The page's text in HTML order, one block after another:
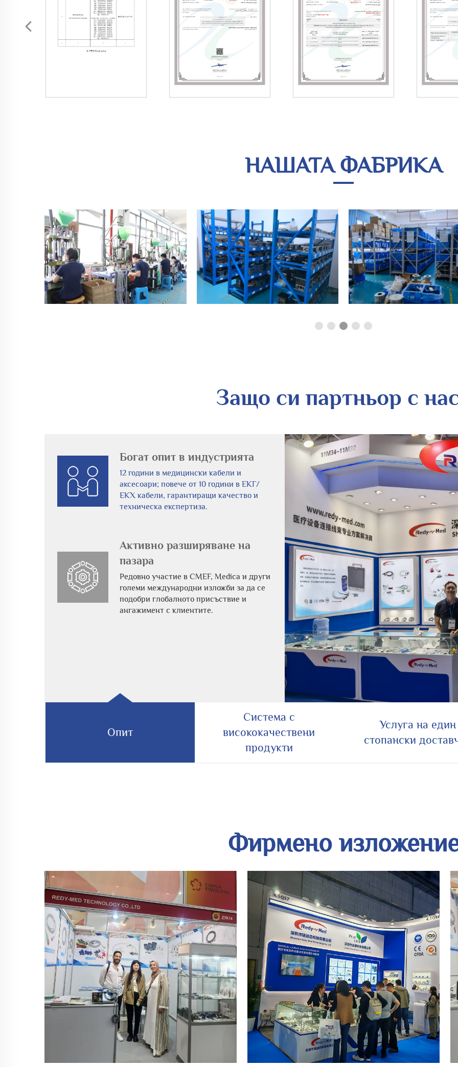
НАШАТА ФАБРИКА
Защо си партньор с
Богат опит в индустрията
12 години в медицински кабели и
аксесоари; повече от 10 години в ЕКГ/
ЕКХ кабели, гарантиращи качество и
техническа експертиза.
Активно разширяване на
пазара
Редовно участие в CMEF, Medica и други
големи международни изложби за да се
подобри глобалното присъствие и
ангажимент с клиентите.
Опит
Система с
висококачествени
продукти
Услуга на един
стопански
Фирмено